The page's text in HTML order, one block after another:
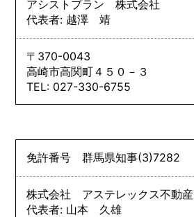
アシストプラン 株式会社
代表者: 越澤 靖
〒370-0043
高崎市高関町４５０－３
TEL: 027-330-6755
免許番号群馬県知事(3)7282
株式会社 アステレックス不動産
代表者: 山本 久雄